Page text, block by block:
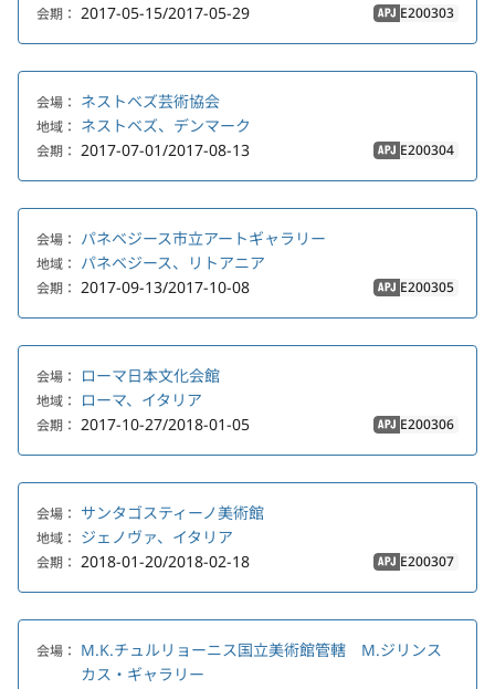
会期： 2017-05-15/2017-05-29 APJ E200303
会場： ネストベズ芸術協会
地域： ネストベズ、デンマーク
会期： 2017-07-01/2017-08-13 APJ E200304
会場： パネベジース市立アートギャラリー
地域： パネベジース、リトアニア
会期： 2017-09-13/2017-10-08 APJ E200305
会場： ローマ日本文化会館
地域： ローマ、イタリア
会期： 2017-10-27/2018-01-05 APJ E200306
会場： サンタゴスティーノ美術館
地域： ジェノヴァ、イタリア
会期： 2018-01-20/2018-02-18 APJ E200307
会場： M.K.チュルリョーニス国立美術館管轄 M.ジリンス
カス・ギャラリー